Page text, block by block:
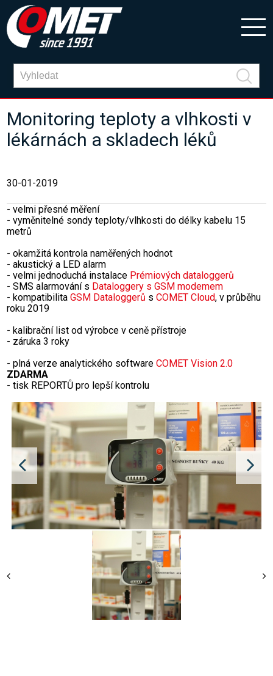
Monitoring teploty a vlhkosti v
lékárnách a skladech léků
30-01-2019
- velmi přesné měření
- vyměnitelné sondy teploty/vlhkosti do délky kabelu 15
metrů
- okamžitá kontrola naměřených hodnot
- akustický a LED alarm
- velmi jednoduchá instalace Prémiových dataloggerů
- SMS alarmování s Dataloggery s GSM modemem
- kompatibilitaGSM Dataloggerů sCOMET Cloud, v průběhu
roku 2019
- kalibrační list od výrobce v ceně přístroje
- záruka 3 roky
- plná verze analytického softwareCOMET Vision 2.0
ZDARMA
- tisk REPORTŮ pro lepší kontrolu